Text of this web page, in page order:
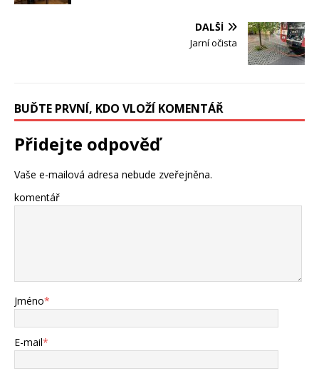
DALŠÍ
Jarní očista
BUĎTE PRVNÍ, KDO VLOŽÍ KOMENTÁŘ
Přidejte odpověď
Vaše e-mailová adresa nebude zveřejněna.
komentář
Jméno*
E-mail*